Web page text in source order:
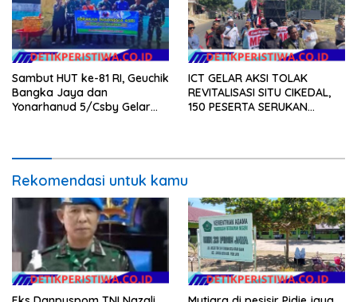
Sambut HUT ke-81 RI, Geuchik
Bangka Jaya dan
Yonarhanud 5/Csby Gelar
ICT GELAR AKSI TOLAK
REVITALISASI SITU CIKEDAL,
150 PESERTA SERUKAN
Rekomendasi untuk kamu